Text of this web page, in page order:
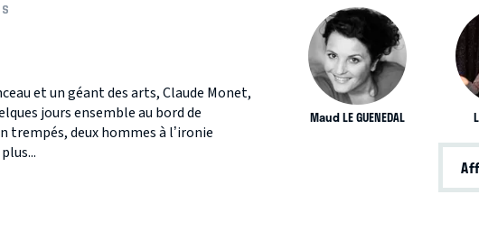
et un géant des arts, Claude Monet,
jours ensemble au bord de
trempés, deux hommes à l’ironie
Maud LE GUENEDAL